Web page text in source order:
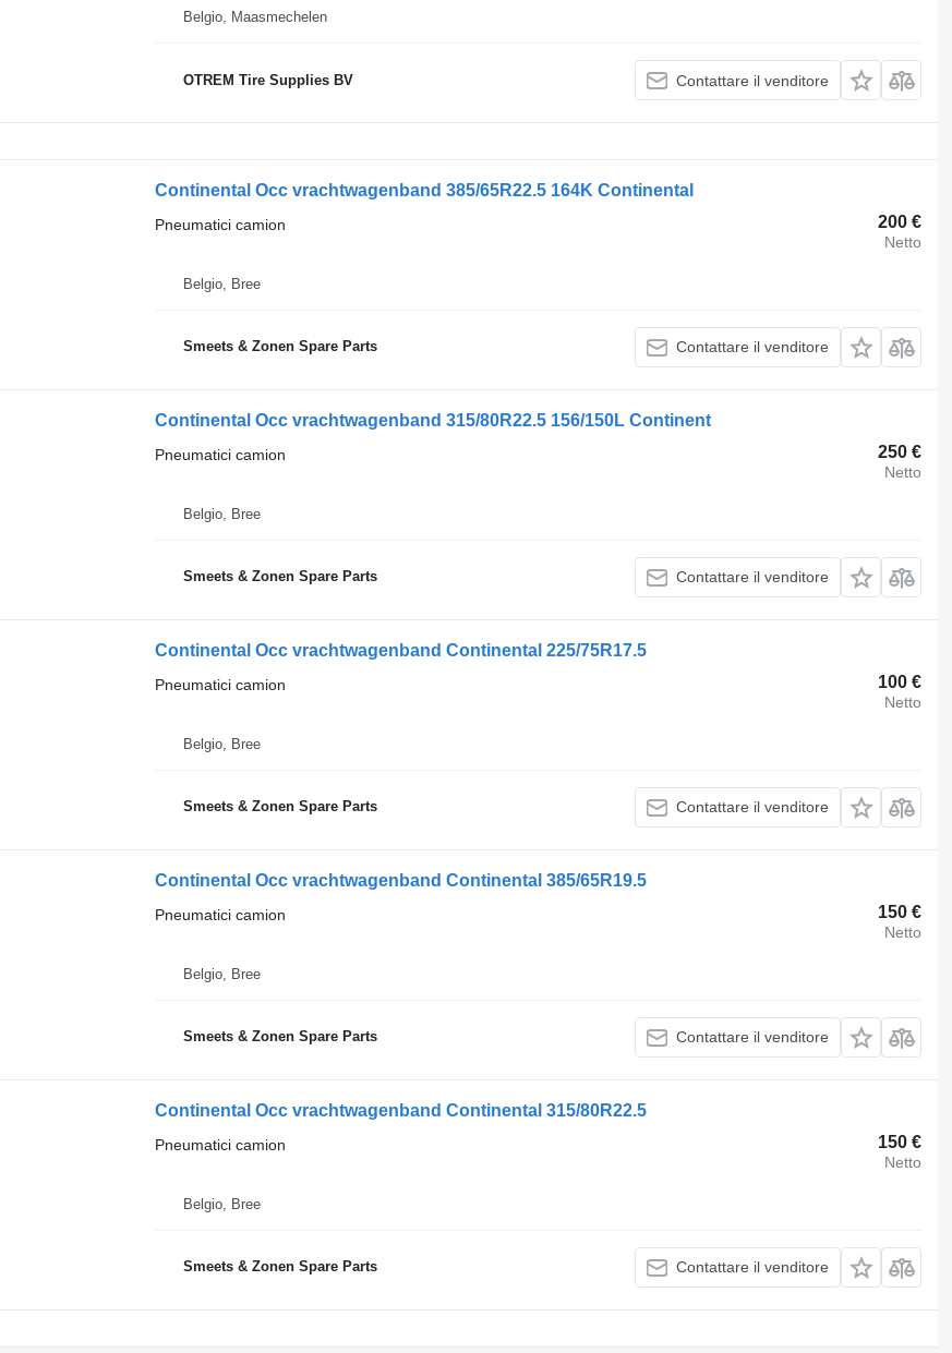
Belgio, Maasmechelen
OTREM Tire Supplies BV Contattare il venditore
Continental Occ vrachtwagenband 385/65R22.5 164K Continental
200 €
Netto
Pneumatici camion
Belgio, Bree
Smeets & Zonen Spare Parts Contattare il venditore
Continental Occ vrachtwagenband 315/80R22.5 156/150L Continent
250 €
Netto
Pneumatici camion
Belgio, Bree
Smeets & Zonen Spare Parts Contattare il venditore
Continental Occ vrachtwagenband Continental 225/75R17.5
100 €
Netto
Pneumatici camion
Belgio, Bree
Smeets & Zonen Spare Parts Contattare il venditore
Continental Occ vrachtwagenband Continental 385/65R19.5
150 €
Netto
Pneumatici camion
Belgio, Bree
Smeets & Zonen Spare Parts Contattare il venditore
Continental Occ vrachtwagenband Continental 315/80R22.5
150 €
Netto
Pneumatici camion
Belgio, Bree
Smeets & Zonen Spare Parts Contattare il venditore